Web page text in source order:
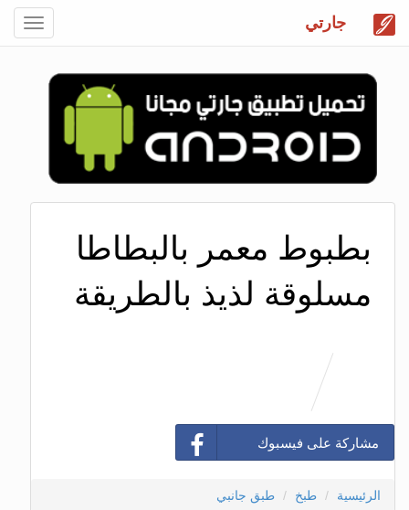
جارتي
بطبوط معمر بالبطاطا
مسلوقة لذيذ بالطريقة
مشاركة على فيسبوك
الرئيسية طبخ طبق جانبي